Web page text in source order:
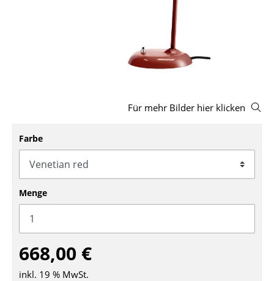
Schaukelstühle
Bürodrehstühle
Bürosessel
Einzelteile
... alle Sitzmöbel
Für mehr Bilder hier klicken
Farbe
Menge
668,00 €
inkl. 19 % MwSt.